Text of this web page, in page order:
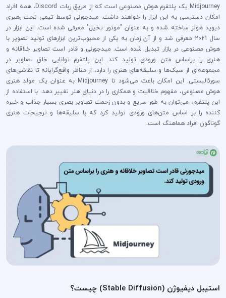
Midjourney یک پلتفرم هوش مصنوعی است که از طریق ربات Discord، همه افراد
امکان دسترسی به این ابزار را خواهند داشت. میدجورنی توسط تیمی تحت رهبری
دیوید هولز ساخته شده و به عنوان "موتور تخیل" معرفی شده است. این ابزار در
سال 2021 معرفی شد و از آن زمان به یکی از محبوب‌ترین ابزارهای تولید تصویر با
هوش مصنوعی در بازار تبدیل شده است. میدجورنی و قادر است تصاویر خلاقانه و
هنری را براساس متن ورودی تولید کند. این پلتفرم توانایی خلق تصاویر در
مجموعه‌ای از سبک‌ها و سلیقه‌های هنری را دارد، از مناظر واقع‌گرایانه تا نقاشی‌های
سورئالیستی. این امکان باعث می‌شود تا Midjourney به عنوان یک مولد هنری
هوش مصنوعی، مفهوم خلاقیت و همکاری را در دنیای هنر تغییر دهد. با استفاده از
این پلتفرم، می‌توان به طور سریع و بدون زحمت تصاویر بصری بسیار جذاب و خیره
کننده را بر اساس متن‌های ورودی تولید کرد که با سلیقه‌ها و ترجیحات هنری
گوناگون افراد هماهنگ است.
استیبل دیفیوژن (Stable Diffusion) چیست؟